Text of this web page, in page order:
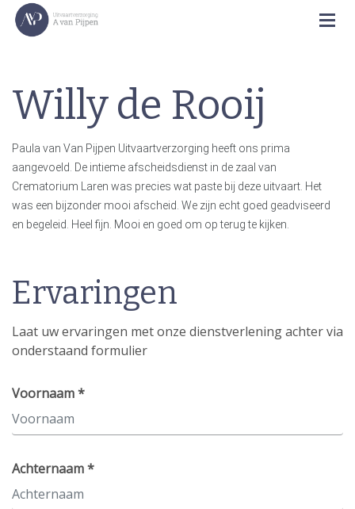
Willy de Rooij
Paula van Van Pijpen Uitvaartverzorging heeft ons prima
aangevoeld. De intieme afscheidsdienst in de zaal van
Crematorium Laren was precies wat paste bij deze uitvaart. Het
was een bijzonder mooi afscheid. We zijn echt goed geadviseerd
en begeleid. Heel fijn. Mooi en goed om op terug te kijken.
Ervaringen
Laat uw ervaringen met onze dienstverlening achter via
onderstaand formulier
Voornaam *
Achternaam *